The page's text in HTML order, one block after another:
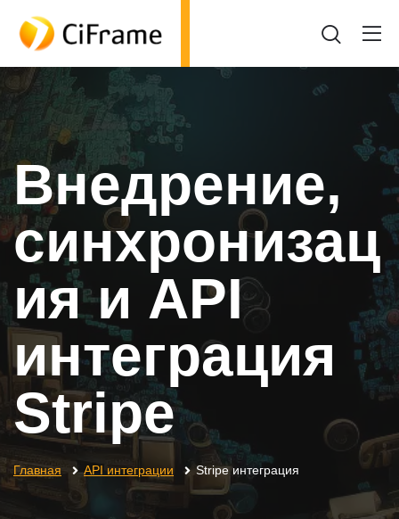
Внедрение,
синхронизац
ия и API
интеграция
Stripe
Главная API интеграции Stripe интеграция